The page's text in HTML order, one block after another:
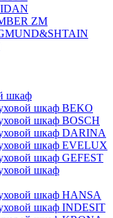
ZM
шкаф
шкаф BEKO
шкаф BOSCH
шкаф DARINA
шкаф EVELUX
шкаф GEFEST
шкаф
шкаф HANSA
шкаф INDESIT